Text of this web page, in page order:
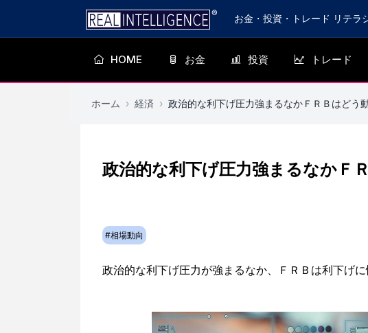
お金・投資・トレード リテラ
HOME お金 投資 トレード
ホーム › 経済 › 政治的な利下げ圧力強まるなかＦＲＢはどう
政治的な利下げ圧力強まるなかＦ
#相場動向
政治的な利下げ圧力が強まるなか、ＦＲＢは利下げ